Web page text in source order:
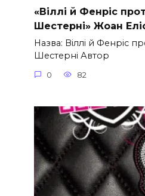
«Віллі й Фенріс
Шестерні» Жоан
Назва: Віллі й Фенріс
Шестерні Автор
0 82